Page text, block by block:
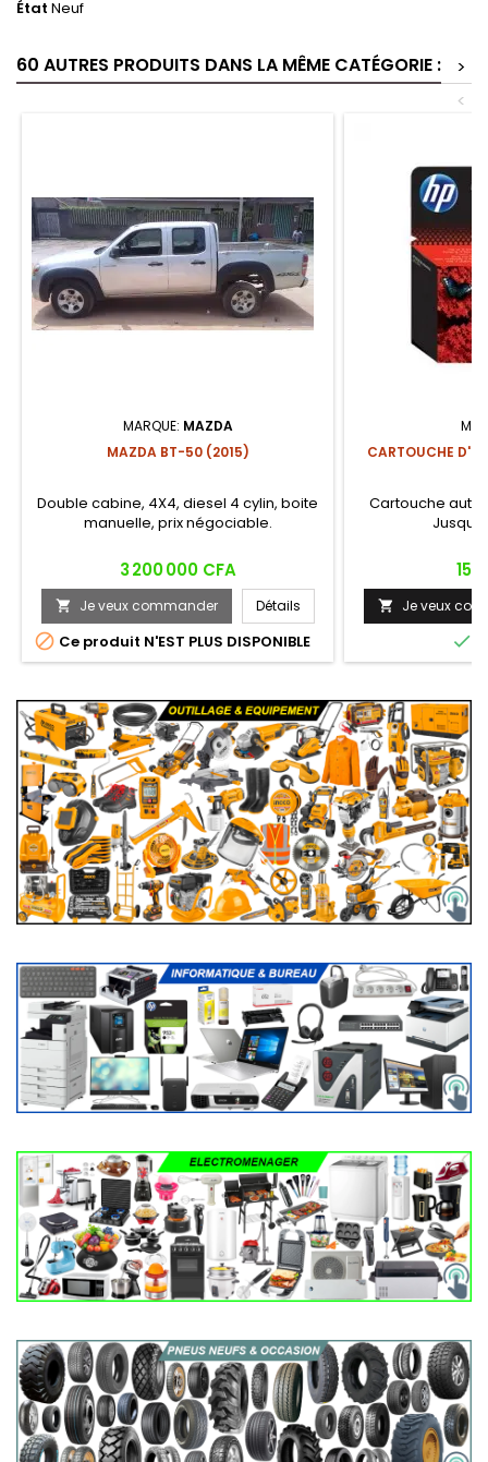
État Neuf
60 AUTRES PRODUITS DANS LA MÊME CATÉGORIE :
>
<
MARQUE: MAZDA
MAZDA BT-50 (2015)
Double cabine, 4X4, diesel 4 cylin, boite
manuelle, prix négociable.
Prix
3 200 000 CFA
 Je veux commander Détails
 Ce produit N'EST PLUS DISPONIBLE
CARTOUCHE
Cartouche
Prix
15
 Je veux
